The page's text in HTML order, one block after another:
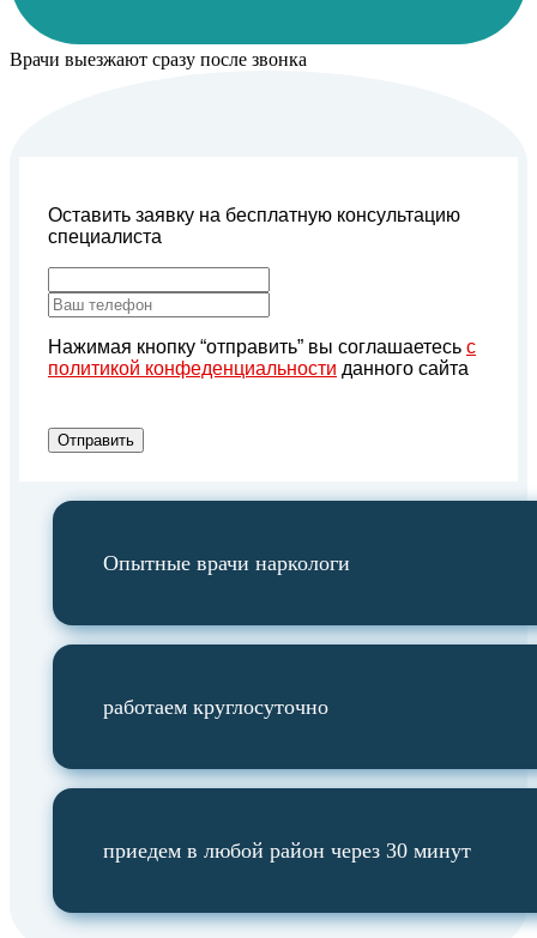
Врачи выезжают сразу после звонка
Оставить заявку на бесплатную консультацию
специалиста
Нажимая кнопку “отправить” вы соглашаетесь с
политикой конфеденциальности данного сайта
Отправить
Опытные врачи наркологи
работаем круглосуточно
приедем в любой район через 30 минут